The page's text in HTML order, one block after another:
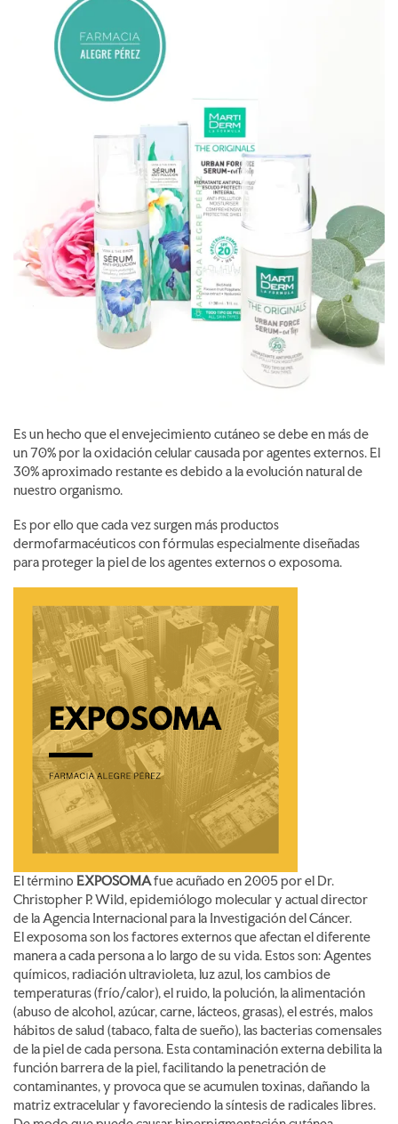
Es un hecho que el envejecimiento cutáneo se debe en más de
un 70% por la oxidación celular causada por agentes externos. El
30% aproximado restante es debido a la evolución natural de
nuestro organismo.
Es por ello que cada vez surgen más productos
dermofarmacéuticos con fórmulas especialmente diseñadas
para proteger la piel de los agentes externos o exposoma.
El término EXPOSOMAfue acuñado en 2005 por el Dr.
Christopher P. Wild, epidemiólogo molecular y actual director
de la Agencia Internacional para la Investigación del Cáncer.
El exposoma son los factores externos que afectan el diferente
manera a cada persona a lo largo de su vida. Estos son: Agentes
químicos, radiación ultravioleta, luz azul, los cambios de
temperaturas (frío/calor), el ruido, la polución, la alimentación
(abuso de alcohol, azúcar, carne, lácteos, grasas), el estrés, malos
hábitos de salud (tabaco, falta de sueño), las bacterias comensales
de la piel de cada persona. Esta contaminación externa debilita la
función barrera de la piel, facilitando la penetración de
contaminantes, y provoca que se acumulen toxinas, dañando la
matriz extracelular y favoreciendo la síntesis de radicales libres.